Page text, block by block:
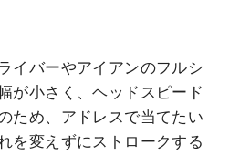
イバーやアイアンのフルシ
が小さく、ヘッドスピード
ため、アドレスで当てたい
を変えずにストロークする